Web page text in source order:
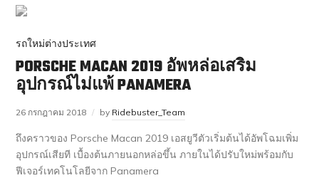
รถใหม่ต่างประเทศ
PORSCHE MACAN 2019 อัพหล่อเสริม
อุปกรณ์ไม่แพ้ PANAMERA
26 กรกฎาคม 2018 by Ridebuster_Team
ถึงคราวของ Porsche Macan 2019 เอสยูวีตัวเริ่มต้นได้อัพโฉมเพิ่ม
อุปกรณ์เสียที เบื้องต้นภายนอกหล่อขึ้น ภายในได้ปรับใหม่พร้อมกับ
ฟีเจอร์เทคโนโลยีจาก Panamera